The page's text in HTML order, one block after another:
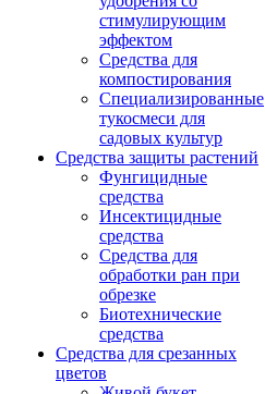
стимулирующим
эффектом
Средства для
компостирования
Специализированные
тукосмеси для
садовых культур
Средства защиты растений
Фунгицидные
средства
Инсектицидные
средства
Средства для
обработки ран при
обрезке
Биотехнические
средства
Средства для срезанных
цветов